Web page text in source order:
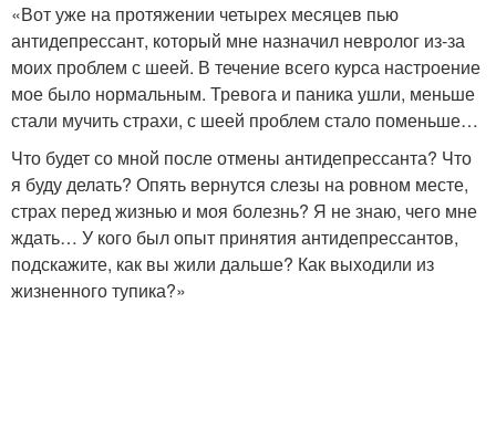
«Вот уже на протяжении четырех месяцев пью
антидепрессант, который мне назначил невролог из-за
моих проблем с шеей. В течение всего курса настроение
мое было нормальным. Тревога и паника ушли, меньше
стали мучить страхи, с шеей проблем стало поменьше…
Что будет со мной после отмены антидепрессанта? Что
я буду делать? Опять вернутся слезы на ровном месте,
страх перед жизнью и моя болезнь? Я не знаю, чего мне
ждать… У кого был опыт принятия антидепрессантов,
подскажите, как вы жили дальше? Как выходили из
жизненного тупика?»